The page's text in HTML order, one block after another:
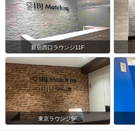
新宿西口ラウンジ11F
東京ラウンジ5F